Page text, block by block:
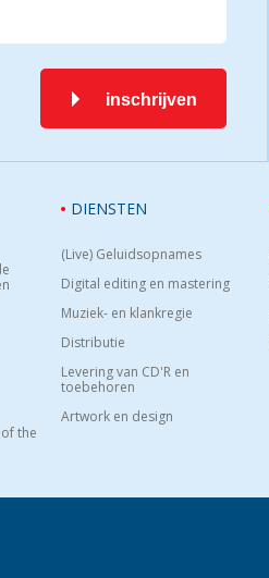
inschrijven
the
DIENSTEN
(Live) Geluidsopnames
Digital editing en mastering
Muziek- en klankregie
Distributie
Levering van CD'R en
toebehoren
Artwork en design